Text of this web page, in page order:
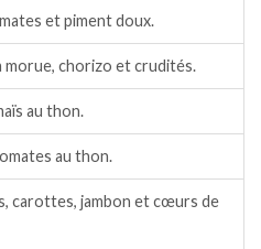
et piment doux.
morue, chorizo et crudités.
au thon.
au thon.
carottes, jambon et cœurs de